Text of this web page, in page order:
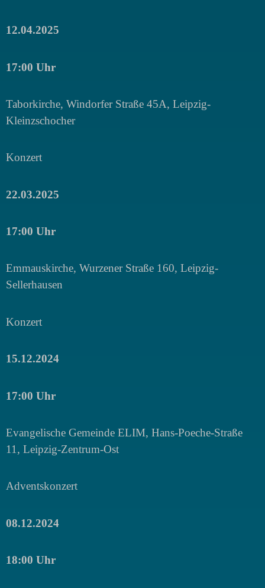
12.04.2025
17:00 Uhr
Taborkirche, Windorfer Straße 45A, Leipzig-
Kleinzschocher
Konzert
22.03.2025
17:00 Uhr
Emmauskirche, Wurzener Straße 160, Leipzig-
Sellerhausen
Konzert
15.12.2024
17:00 Uhr
Evangelische Gemeinde ELIM, Hans-Poeche-Straße
11, Leipzig-Zentrum-Ost
Adventskonzert
08.12.2024
18:00 Uhr